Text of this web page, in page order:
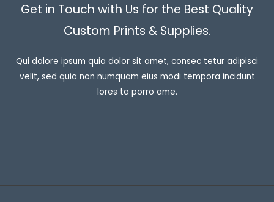
Get in Touch with Us for the Best Quality
Custom Prints & Supplies.
Qui dolore ipsum quia dolor sit amet, consec tetur adipisci
velit, sed quia non numquam eius modi tempora incidunt
lores ta porro ame.